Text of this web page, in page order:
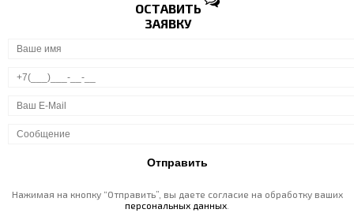
ОСТАВИТЬ
ЗАЯВКУ
Нажимая на кнопку “Отправить”, вы даете согласие на обработку ваших
персональных данных